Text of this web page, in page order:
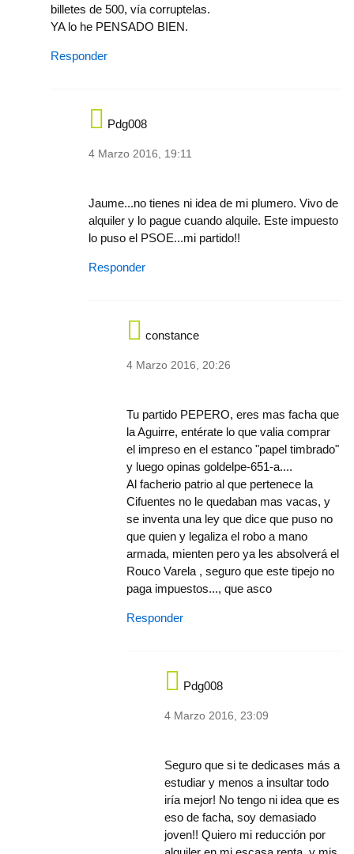
billetes de 500, vía corruptelas.
YA lo he PENSADO BIEN.
Responder
Pdg008
4 Marzo 2016, 19:11
Jaume...no tienes ni idea de mi plumero. Vivo de
alquiler y lo pague cuando alquile. Este impuesto
lo puso el PSOE...mi partido!!
Responder
constance
4 Marzo 2016, 20:26
Tu partido PEPERO, eres mas facha que
la Aguirre, entérate lo que valia comprar
el impreso en el estanco "papel timbrado"
y luego opinas goldelpe-651-a....
Al facherio patrio al que pertenece la
Cifuentes no le quedaban mas vacas, y
se inventa una ley que dice que puso no
que quien y legaliza el robo a mano
armada, mienten pero ya les absolverá el
Rouco Varela , seguro que este tipejo no
paga impuestos..., que asco
Responder
Pdg008
4 Marzo 2016, 23:09
Seguro que si te dedicases más a
estudiar y menos a insultar todo
iría mejor! No tengo ni idea que es
eso de facha, soy demasiado
joven!! Quiero mi reducción por